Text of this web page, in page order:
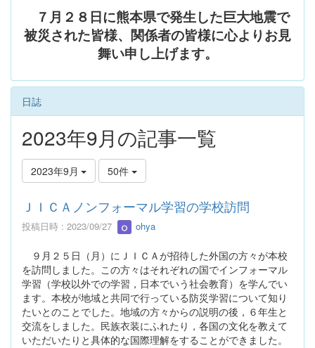
７月２８日に熊本県で発生した巨大地震で
被災された皆様、関係者の皆様に心よりお見
舞い申し上げます。
日誌
2023年9月の記事一覧
2023年9月 50件
ＪＩＣＡノンフォーマル学習の学校訪問
投稿日時 : 2023/09/27 ohya
９月２５日（月）にＪＩＣＡが招待した外国の方々が本校
を訪問しました。この方々はそれぞれの国でインフォーマル
学習（学校以外での学習，日本でいう社会教育）を学んでい
ます。本校が地域と共同で行っている防災学習について知り
たいとのことでした。地域の方々からの説明の後，６年生と
交流をしました。民族衣装にふれたり，各国の文化を教えて
いただいたりと具体的な国際理解をすることができました。